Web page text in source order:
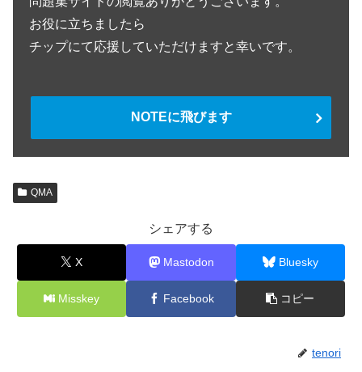
お役に立ちましたら
チップにて応援していただけますと幸いです。
NOTEに飛びます
QMA
シェアする
X Mastodon Bluesky
Misskey Facebook コピー
tenori